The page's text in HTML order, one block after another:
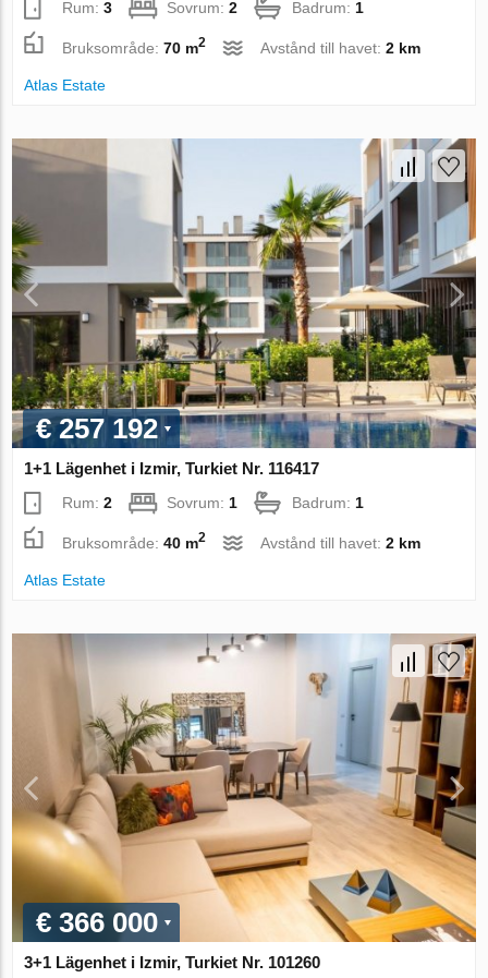
Rum:3 Sovrum:2 Badrum:1
Bruksområde:70 m2 Avstånd till havet:2 km
Atlas Estate
€ 257 192
1+1 Lägenhet i Izmir, Turkiet Nr. 116417
Rum:2 Sovrum: 1 Badrum: 1
Bruksområde:40 m2 Avstånd till havet:2 km
Atlas Estate
€ 366 000
3+1 Lägenhet i Izmir, Turkiet Nr. 101260